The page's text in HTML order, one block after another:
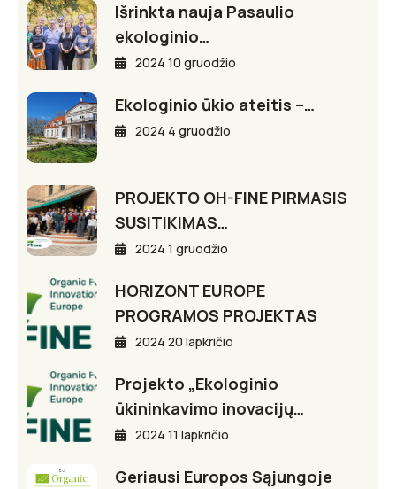
Išrinkta nauja Pasaulio
ekologinio…
2024 10 gruodžio
Ekologinio ūkio ateitis –…
2024 4 gruodžio
PROJEKTO OH-FINE PIRMASIS
SUSITIKIMAS…
2024 1 gruodžio
HORIZONT EUROPE
PROGRAMOS PROJEKTAS
2024 20 lapkričio
Projekto „Ekologinio
ūkininkavimo inovacijų…
2024 11 lapkričio
Geriausi Europos Sąjungoje